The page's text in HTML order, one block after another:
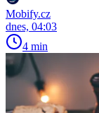
Mobify.cz
dnes, 04:03
4 min